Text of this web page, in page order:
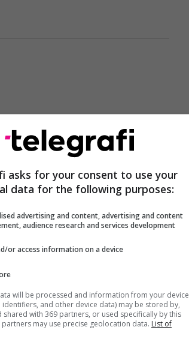
asks for your consent to use your
data for the following purposes:
advertising and content, advertising and content
audience research and services development
or access information on a device
will be processed and information from your device
identifiers, and other device data) may be stored by,
shared with 369 partners, or used specifically by this
partners may use precise geolocation data. List of